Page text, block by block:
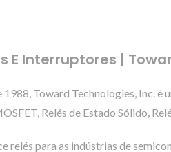
E Interruptores |
1988, Toward Technologies, Inc.
Relés de Estado Sólido,
relés para as indústrias de